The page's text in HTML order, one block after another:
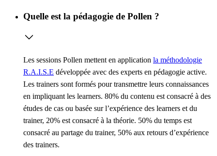
Quelle est la pédagogie de Pollen ?
Les sessions Pollen mettent en application la méthodologie
R.A.I.S.E développée avec des experts en pédagogie active.
Les trainers sont formés pour transmettre leurs connaissances
en impliquant les learners. 80% du contenu est consacré à des
études de cas ou basée sur l’expérience des learners et du
trainer, 20% est consacré à la théorie. 50% du temps est
consacré au partage du trainer, 50% aux retours d’expérience
des trainers.